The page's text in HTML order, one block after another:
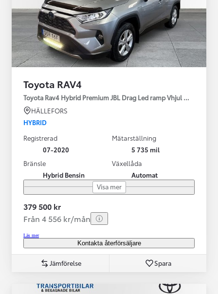
Toyota RAV4
Toyota Rav4 Hybrid Premium JBL Drag Led ramp Vhjul motorv
HÄLLEFORS
HYBRID
Registrerad
07-2020
Mätarställning
5 735 mil
Bränsle
Hybrid Bensin
Växellåda
Automat
Visa mer
379 500 kr
Från 4 556 kr/mån
Läs mer
Kontakta återförsäljare
Jämförelse Spara